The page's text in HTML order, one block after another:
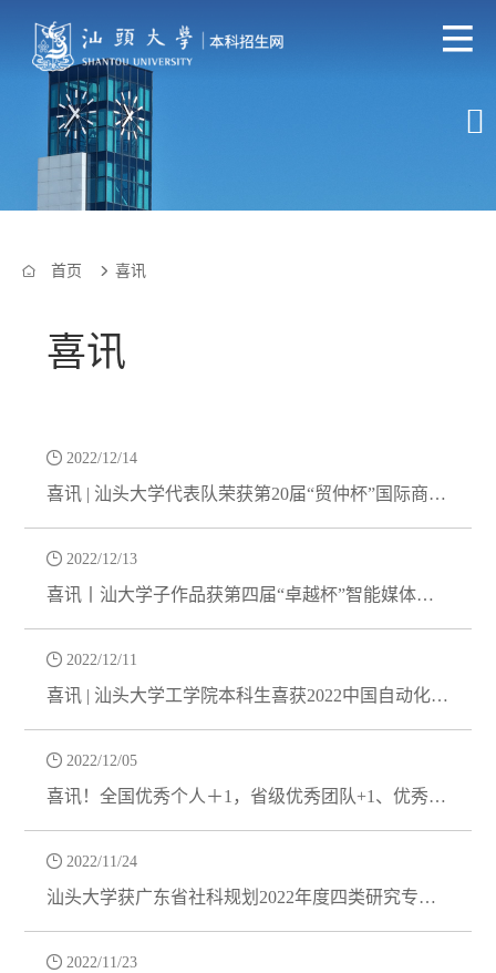

 首页  喜讯
喜讯
 2022/12/14
喜讯 | 汕头大学代表队荣获第20届“贸仲杯”国际商事
 2022/12/13
喜讯丨汕大学子作品获第四届“卓越杯”智能媒体作
 2022/12/11
喜讯 | 汕头大学工学院本科生喜获2022中国自动化大
 2022/12/05
喜讯！全国优秀个人＋1，省级优秀团队+1、优秀个
 2022/11/24
汕头大学获广东省社科规划2022年度四类研究专项4
 2022/11/23